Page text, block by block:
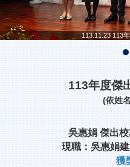
113.11.23 113
113年度傑
(依姓
吳惠娟 傑出
現職：吳惠娟
獲